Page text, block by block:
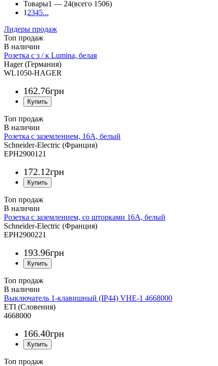
Товары1 — 24(всего 1506)
1 2345...
Лидеры продаж
Топ продаж
Розетка с з / к Lumina, белая
Hager (Германия)
WL1050-HAGER
162.76грн
Топ продаж
Розетка с заземлением, 16A, белый
Schneider-Electric (Франция)
EPH2900121
172.12грн
Топ продаж
Розетка с заземлением, со шторками 16A, белый
Schneider-Electric (Франция)
EPH2900221
193.96грн
Топ продаж
Выключатель 1-клавишный (IP44) VHE-1 4668000
ETI (Словения)
4668000
166.40грн
Топ продаж